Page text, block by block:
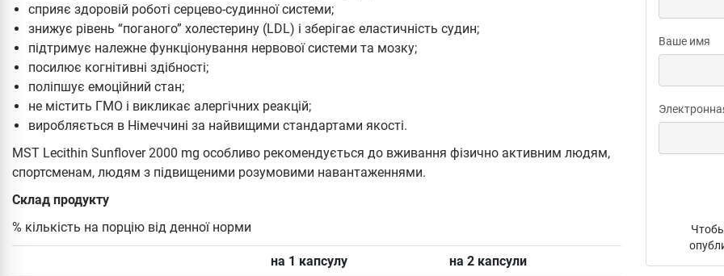
сприяє здоровій роботі серцево-судинної системи;
знижує рівень “поганого” холестерину (LDL) і зберігає еластичність судин;
підтримує належне функціонування нервової системи та мозку;
посилює когнітивні здібності;
поліпшує емоційний стан;
не містить ГМО і викликає алергічних реакцій;
виробляється в Німеччині за найвищими стандартами якості.
MST Lecithin Sunflover 2000 mg особливо рекомендується до вживання фізично активним людям,
спортсменам, людям з підвищеними розумовими навантаженнями.
Склад продукту
% кількість на порцію від денної норми
на 1 капсулу на 2 капсули
Ваше имя